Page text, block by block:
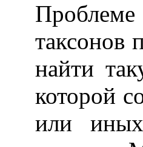
таксонов
найти
которой
или иных